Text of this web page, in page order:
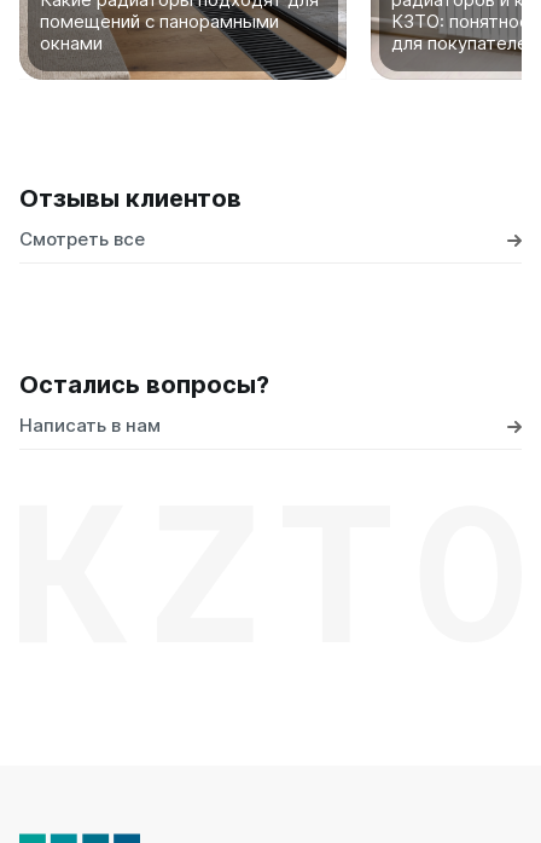
помещений с панорамными
окнами
КЗТО: понятное
для покупателей
Отзывы клиентов
Смотреть все
Остались вопросы?
Написать в нам